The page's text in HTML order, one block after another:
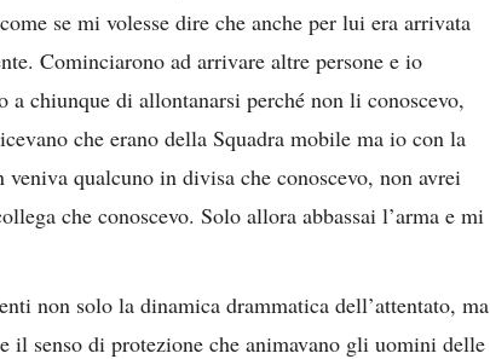
se mi volesse dire che anche per lui era arrivata
Cominciarono ad arrivare altre persone e io
a chiunque di allontanarsi perché non li conoscevo,
che erano della Squadra mobile ma io con la
qualcuno in divisa che conoscevo, non avrei
che conoscevo. Solo allora abbassai l’arma e mi
non solo la dinamica drammatica dell’attentato, ma
il senso di protezione che animavano gli uomini delle